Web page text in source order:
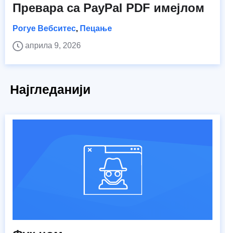
Превара са PayPal PDF имејлом
Рогуе Вебситес, Пецање
априла 9, 2026
Најгледанији